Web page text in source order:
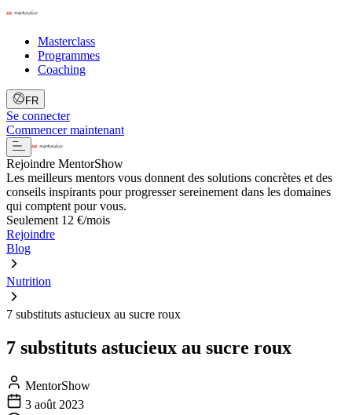
Masterclass
Programmes
Coaching
FR
Se connecter
Commencer maintenant
Rejoindre MentorShow
Les meilleurs mentors vous donnent des solutions concrètes et des
conseils inspirants pour progresser sereinement dans les domaines
qui comptent pour vous.
Seulement 12 €/mois
Rejoindre
Blog
Nutrition
7 substituts astucieux au sucre roux
7 substituts astucieux au sucre roux
MentorShow
3 août 2023